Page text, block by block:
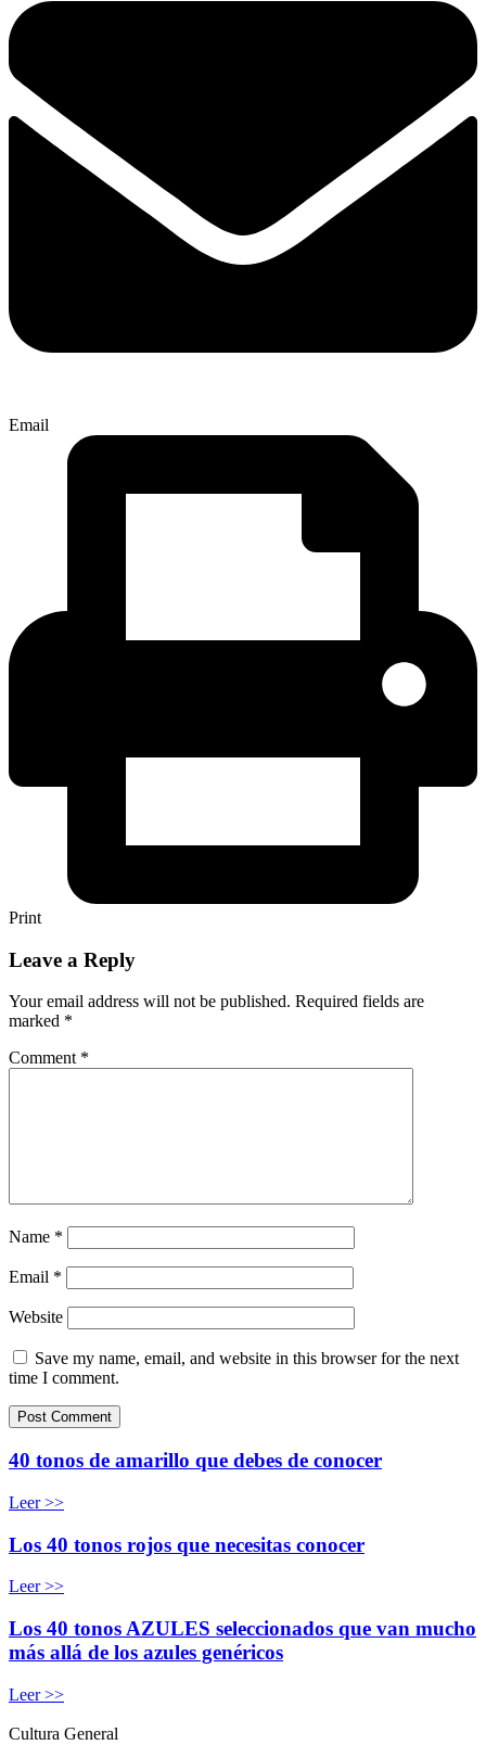
Email
Print
Leave a Reply
Your email address will not be published. Required fields are
marked *
Comment *
Name *
Email *
Website
Save my name, email, and website in this browser for the next
time I comment.
40 tonos de amarillo que debes de conocer
Leer >>
Los 40 tonos rojos que necesitas conocer
Leer >>
Los 40 tonos AZULES seleccionados que van mucho
más allá de los azules genéricos
Leer >>
Cultura General